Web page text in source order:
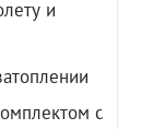
и
с